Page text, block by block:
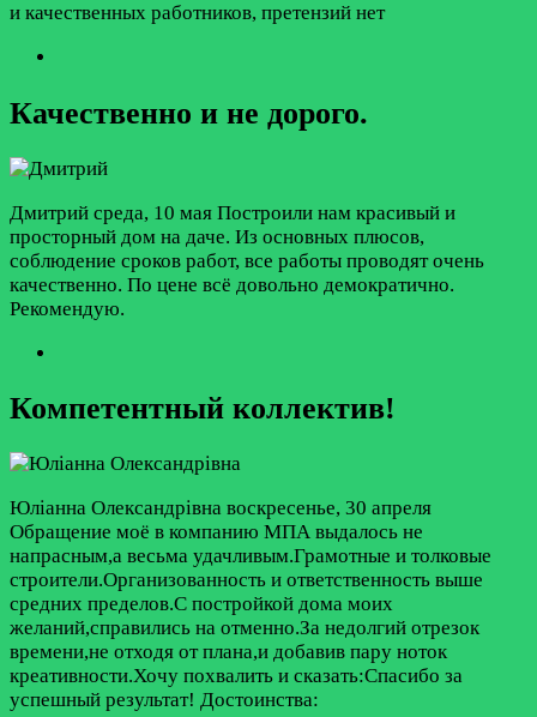
и качественных работников, претензий нет
Качественно и не дорого.
Дмитрий среда, 10 мая Построили нам красивый и
просторный дом на даче. Из основных плюсов,
соблюдение сроков работ, все работы проводят очень
качественно. По цене всё довольно демократично.
Рекомендую.
Компетентный коллектив!
Юліанна Олександрівна воскресенье, 30 апреля
Обращение моё в компанию МПА выдалось не
напрасным,а весьма удачливым.Грамотные и толковые
строители.Организованность и ответственность выше
средних пределов.С постройкой дома моих
желаний,справились на отменно.За недолгий отрезок
времени,не отходя от плана,и добавив пару ноток
креативности.Хочу похвалить и сказать:Спасибо за
успешный результат! Достоинства: